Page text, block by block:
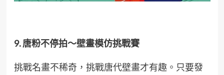
9. 唐粉不停拍～壁畫模仿挑戰賽
挑戰名畫不稀奇，挑戰唐代壁畫才有趣。只要發